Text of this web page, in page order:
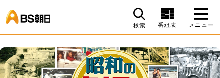
検索 番組表 メニュー